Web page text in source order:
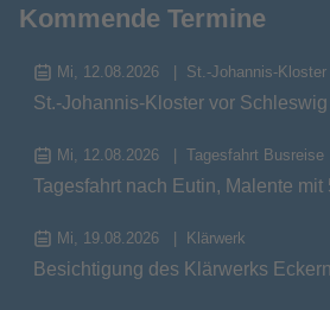
Kommende Termine
Mi, 12.08.2026 St.-Johannis-Kloster
St.-Johannis-Kloster vor Schleswig
Mi, 12.08.2026 Tagesfahrt Busreise
Tagesfahrt nach Eutin, Malente mit
Mi, 19.08.2026 Klärwerk
Besichtigung des Klärwerks